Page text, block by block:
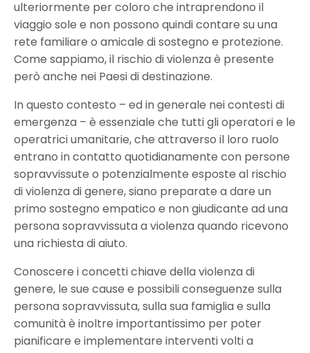
ulteriormente per coloro che intraprendono il
viaggio sole e non possono quindi contare su una
rete familiare o amicale di sostegno e protezione.
Come sappiamo, il rischio di violenza è presente
però anche nei Paesi di destinazione.
In questo contesto – ed in generale nei contesti di
emergenza – è essenziale che tutti gli operatori e le
operatrici umanitarie, che attraverso il loro ruolo
entrano in contatto quotidianamente con persone
sopravvissute o potenzialmente esposte al rischio
di violenza di genere, siano preparate a dare un
primo sostegno empatico e non giudicante ad una
persona sopravvissuta a violenza quando ricevono
una richiesta di aiuto.
Conoscere i concetti chiave della violenza di
genere, le sue cause e possibili conseguenze sulla
persona sopravvissuta, sulla sua famiglia e sulla
comunità è inoltre importantissimo per poter
pianificare e implementare interventi volti a